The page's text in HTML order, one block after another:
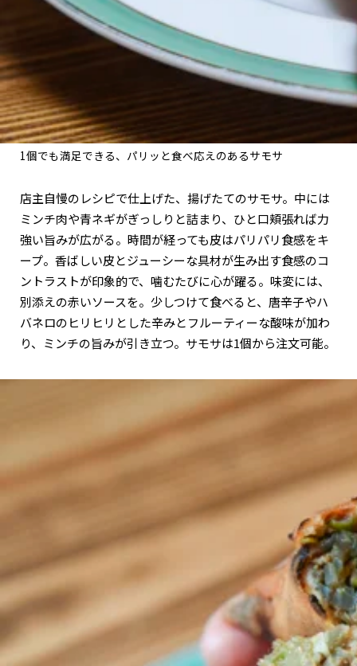
1個でも満足できる、パリッと食べ応えのあるサモサ
店主自慢のレシピで仕上げた、揚げたてのサモサ。中には
ミンチ肉や青ネギがぎっしりと詰まり、ひと口頬張れば力
強い旨みが広がる。時間が経っても皮はパリパリ食感をキ
ープ。香ばしい皮とジューシーな具材が生み出す食感のコ
ントラストが印象的で、噛むたびに心が躍る。味変には、
別添えの赤いソースを。少しつけて食べると、唐辛子やハ
バネロのヒリヒリとした辛みとフルーティーな酸味が加わ
り、ミンチの旨みが引き立つ。サモサは1個から注文可能。